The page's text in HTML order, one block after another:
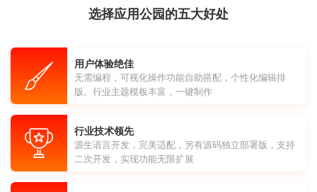
选择应用公园的五大好处
用户体验绝佳
无需编程，可视化操作功能自助搭配，个性化编辑排
版。行业主题模板丰富，一键制作
行业技术领先
源生语言开发，完美适配，另有源码独立部署版，支持
二次开发，实现功能无限扩展